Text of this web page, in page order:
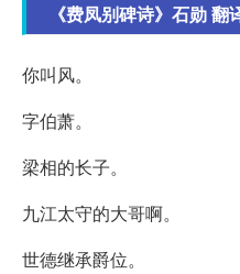
《费凤别碑诗》石勋
你叫风。
字伯萧。
梁相的长子。
九江太守的大哥啊。
世德继承爵位。